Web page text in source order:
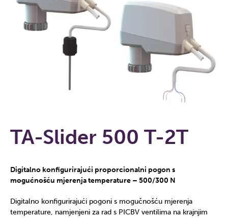
TA-Slider 500 T-2T
Digitalno konfigurirajući proporcionalni pogon s
mogućnošću mjerenja temperature – 500/300 N
Digitalno konfigurirajući pogoni s mogučnošću mjerenja
temperature, namjenjeni za rad s PICBV ventilima na krajnjim